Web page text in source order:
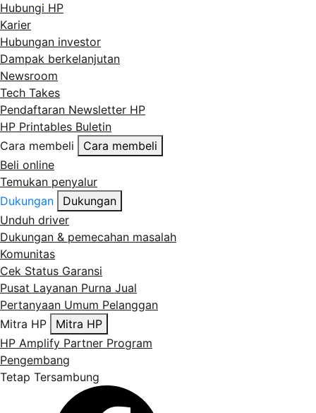
Hubungi HP
Karier
Hubungan investor
Dampak berkelanjutan
Newsroom
Tech Takes
Pendaftaran Newsletter HP
HP Printables Buletin
Cara membeli
Cara membeli
Beli online
Temukan penyalur
Dukungan
Dukungan
Unduh driver
Dukungan & pemecahan masalah
Komunitas
Cek Status Garansi
Pusat Layanan Purna Jual
Pertanyaan Umum Pelanggan
Mitra HP
Mitra HP
HP Amplify Partner Program
Pengembang
Tetap Tersambung